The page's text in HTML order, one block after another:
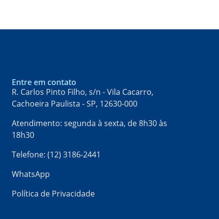
Entre em contato
R. Carlos Pinto Filho, s/n - Vila Cacarro,
Cachoeira Paulista - SP, 12630-000​
Atendimento: segunda à sexta, de 8h30 às
18h30
Telefone: (12) 3186-2441
WhatsApp
Política de Privacidade